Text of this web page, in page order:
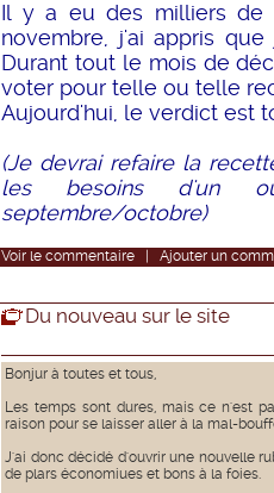
Il y a eu des milliers de
novembre, j'ai appris
Durant tout le mois de
voter pour telle ou telle
Aujourd'hui, le verdict est
(Je devrai refaire la
les besoins d'un
septembre/octobre)
Voir le commentaire Ajouter un
Du nouveau sur le site
Bonjur à toutes et tous,
Les temps sont dures, mais ce n'est
raison pour se laisser aller à la mal-
J'ai donc décidé d'ouvrir une nouvelle
de plars économiues et bons à la foies.